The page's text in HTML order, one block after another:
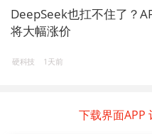
DeepSeek也扛不住了？
将大幅涨价
硬科技 1天前
下载界面APP